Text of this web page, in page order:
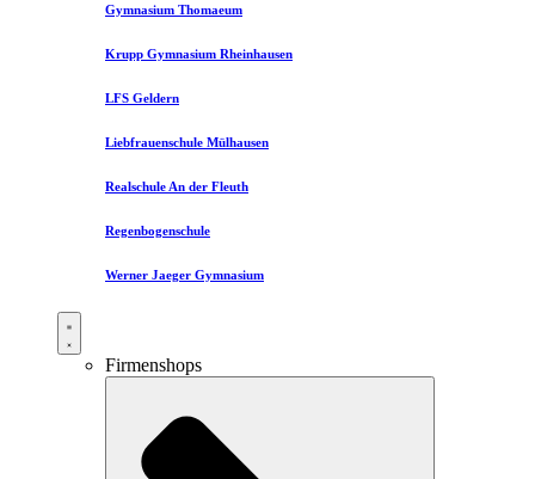
Gymnasium Thomaeum
Krupp Gymnasium Rheinhausen
LFS Geldern
Liebfrauenschule Mülhausen​
Realschule An der Fleuth
Regenbogenschule
Werner Jaeger Gymnasium
Firmenshops